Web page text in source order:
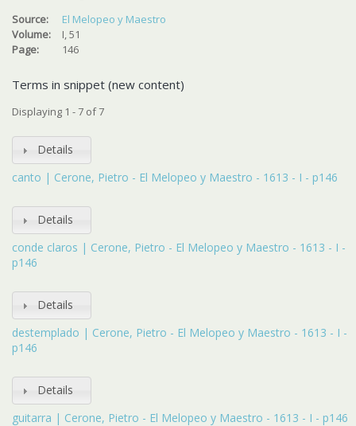
Source:
El Melopeo y Maestro
Volume:
I, 51
Page:
146
Terms in snippet (new content)
Displaying 1 - 7 of 7
Details
canto | Cerone, Pietro - El Melopeo y Maestro - 1613 - I - p146
Details
conde claros | Cerone, Pietro - El Melopeo y Maestro - 1613 - I -
p146
Details
destemplado | Cerone, Pietro - El Melopeo y Maestro - 1613 - I -
p146
Details
guitarra | Cerone, Pietro - El Melopeo y Maestro - 1613 - I - p146